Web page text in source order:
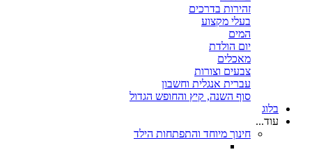
זהירות בדרכים
בעלי מקצוע
המים
יום הולדת
מאכלים
צבעים וצורות
עברית אנגלית וחשבון
סוף השנה, קיץ והחופש הגדול
בלוג
עוד...
חינוך מיוחד והתפתחות הילד